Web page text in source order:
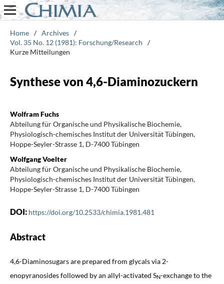
Home / Archives /
Vol. 35 No. 12 (1981): Forschung/Research
/
Kurze Mitteilungen
Synthese von 4,6-Diaminozuckern
Wolfram Fuchs
Abteilung für Organische und Physikalische Biochemie,
Physiologisch-chemisches Institut der Universität Tübingen,
Hoppe-Seyler-Strasse 1, D-7400 Tübingen
Wolfgang Voelter
Abteilung für Organische und Physikalische Biochemie,
Physiologisch-chemisches Institut der Universität Tübingen,
Hoppe-Seyler-Strasse 1, D-7400 Tübingen
DOI: https://doi.org/10.2533/chimia.1981.481
Abstract
4,6-Diaminosugars are prepared from glycals via 2-
enopyranosides followed by an allyl-activated SN-exchange to the